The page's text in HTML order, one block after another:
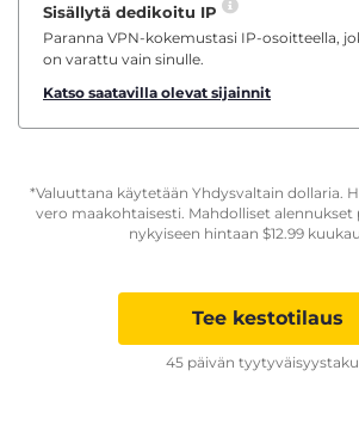
Sisällytä dedikoitu IP
Paranna VPN-kokemustasi IP-osoitteella,
on varattu vain sinulle.
Katso saatavilla olevat sijainnit
*Valuuttana käytetään Yhdysvaltain dollaria.
vero maakohtaisesti. Mahdolliset
nykyiseen hintaan $12.99
Tee kestotilaus
45 päivän